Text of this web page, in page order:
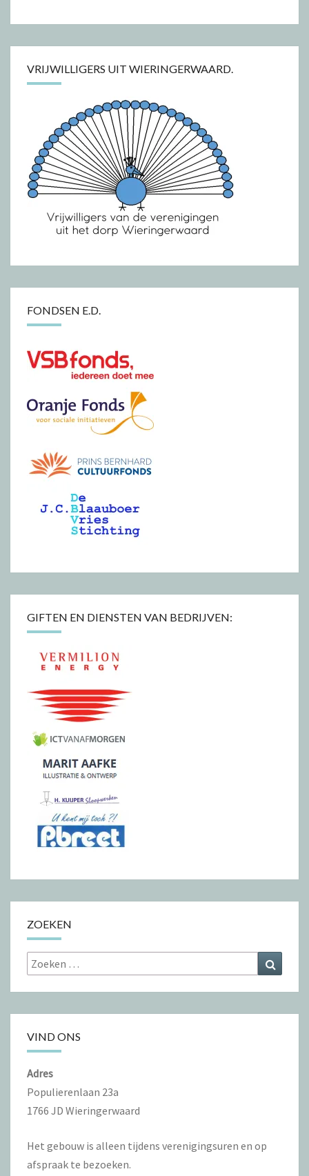
VRIJWILLIGERS UIT WIERINGERWAARD.
FONDSEN E.D.
GIFTEN EN DIENSTEN VAN BEDRIJVEN:
ZOEKEN
Zoeken
naar:
VIND ONS
Adres
Populierenlaan 23a
1766 JD Wieringerwaard
Het gebouw is alleen tijdens verenigingsuren en op
afspraak te bezoeken.